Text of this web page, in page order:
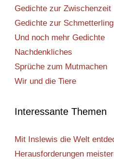
Gedichte zur Zwischenzeit
Gedichte zur
Und noch mehr Gedichte
Nachdenkliches
Sprüche zum Mutmachen
Wir und die Tiere
Interessante Themen
Mit Inslewis die Welt
Herausforderungen